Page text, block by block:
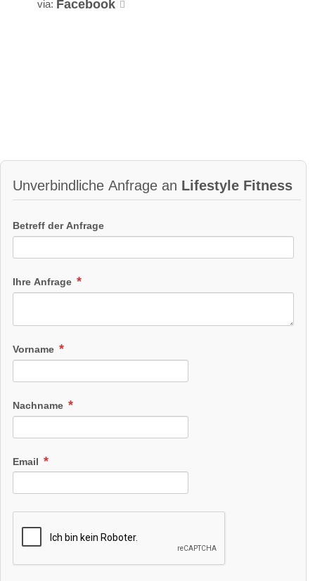
via: Facebook
Unverbindliche Anfrage an Lifestyle Fitness
Betreff der Anfrage
Ihre Anfrage
Vorname
Nachname
Email